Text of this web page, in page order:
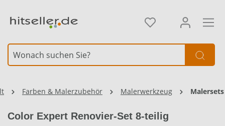
Farben & Malerzubehör Malerwerkzeug Malersets
Color Expert Renovier-Set 8-teilig